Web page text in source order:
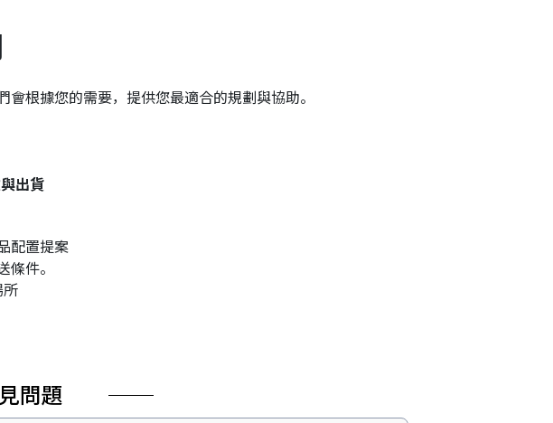
根據您的需要，提供您最適合的規劃與協助。
出貨
配置提案
件。
問題